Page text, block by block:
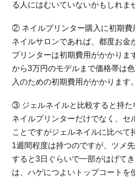
る人にはむいていないかもしれま
② ネイルプリンター購入に初期費
ネイルサロンであれば、都度お金
プリンターは初期費用がかかりま
から3万円のモデルまで価格帯は
入のための初期費用がかかります。
③ ジェルネイルと比較すると持た
ネイルプリンターだけでなく、セ
ことですがジェルネイルに比べて
1週間程度は持つのですが、ツメ
すると3日ぐらいで一部がはげて
は、ハゲにつよいトップコートを